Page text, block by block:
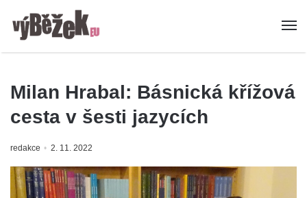
Milan Hrabal: Básnická křížová
cesta v šesti jazycích
redakce 2. 11. 2022